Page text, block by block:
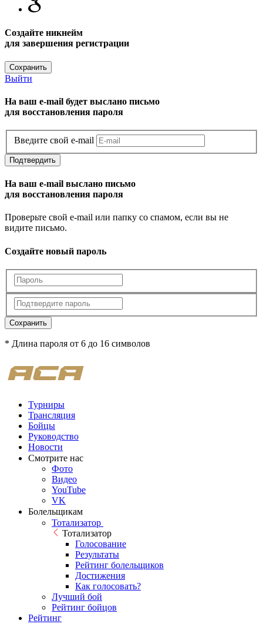
Создайте никнейм
для завершения регистрации
Сохранить
Выйти
На ваш e-mail будет выслано письмо
для восстановления пароля
Введите свой e-mail
Подтвердить
На ваш e-mail выслано письмо
для восстановления пароля
Проверьте свой e-mail или папку со спамом, если вы не
видите письмо.
Создайте новый пароль
Сохранить
* Длина пароля от 6 до 16 символов
Турниры
Трансляция
Бойцы
Руководство
Новости
Смотрите нас
Фото
Видео
YouTube
VK
Болельщикам
Тотализатор
Тотализатор
Голосование
Результаты
Рейтинг болельщиков
Достижения
Как голосовать?
Лучший бой
Рейтинг бойцов
Рейтинг